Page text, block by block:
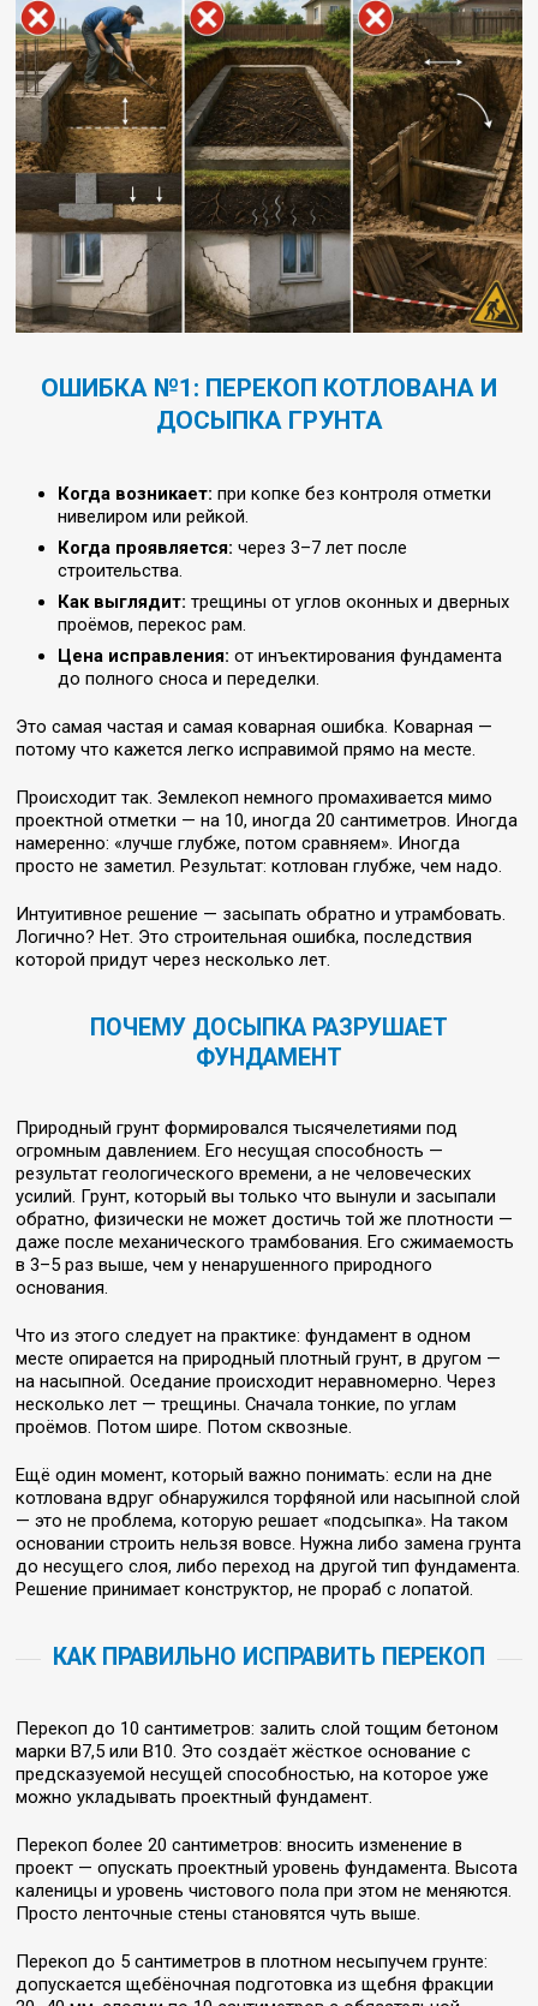
ОШИБКА №1: ПЕРЕКОП КОТЛОВАНА И
ДОСЫПКА ГРУНТА
Когда возникает: при копке без контроля отметки
нивелиром или рейкой.
Когда проявляется: через 3–7 лет после
строительства.
Как выглядит: трещины от углов оконных и дверных
проёмов, перекос рам.
Цена исправления: от инъектирования фундамента
до полного сноса и переделки.
Это самая частая и самая коварная ошибка. Коварная —
потому что кажется легко исправимой прямо на месте.
Происходит так. Землекоп немного промахивается мимо
проектной отметки — на 10, иногда 20 сантиметров. Иногда
намеренно: «лучше глубже, потом сравняем». Иногда
просто не заметил. Результат: котлован глубже, чем надо.
Интуитивное решение — засыпать обратно и утрамбовать.
Логично? Нет. Это строительная ошибка, последствия
которой придут через несколько лет.
ПОЧЕМУ ДОСЫПКА РАЗРУШАЕТ
ФУНДАМЕНТ
Природный грунт формировался тысячелетиями под
огромным давлением. Его несущая способность —
результат геологического времени, а не человеческих
усилий. Грунт, который вы только что вынули и засыпали
обратно, физически не может достичь той же плотности —
даже после механического трамбования. Его сжимаемость
в 3–5 раз выше, чем у ненарушенного природного
основания.
Что из этого следует на практике: фундамент в одном
месте опирается на природный плотный грунт, в другом —
на насыпной. Оседание происходит неравномерно. Через
несколько лет — трещины. Сначала тонкие, по углам
проёмов. Потом шире. Потом сквозные.
Ещё один момент, который важно понимать: если на дне
котлована вдруг обнаружился торфяной или насыпной слой
— это не проблема, которую решает «подсыпка». На таком
основании строить нельзя вовсе. Нужна либо замена грунта
до несущего слоя, либо переход на другой тип фундамента.
Решение принимает конструктор, не прораб с лопатой.
КАК ПРАВИЛЬНО ИСПРАВИТЬ ПЕРЕКОП
Перекоп до 10 сантиметров: залить слой тощим бетоном
марки В7,5 или В10. Это создаёт жёсткое основание с
предсказуемой несущей способностью, на которое уже
можно укладывать проектный фундамент.
Перекоп более 20 сантиметров: вносить изменение в
проект — опускать проектный уровень фундамента. Высота
каленицы и уровень чистового пола при этом не меняются.
Просто ленточные стены становятся чуть выше.
Перекоп до 5 сантиметров в плотном несыпучем грунте:
допускается щебёночная подготовка из щебня фракции